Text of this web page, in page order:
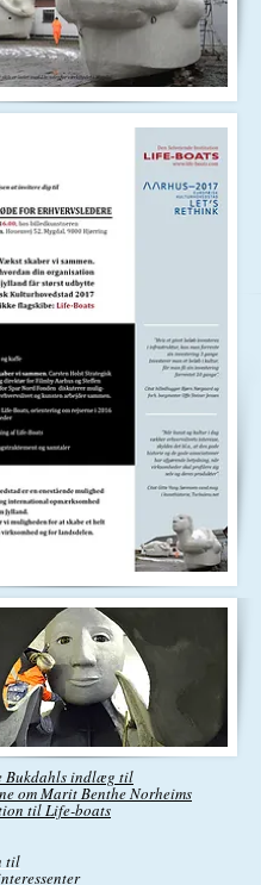
Bukdahls indlæg til
om Marit Benthe Norheims
til Life-boats
til